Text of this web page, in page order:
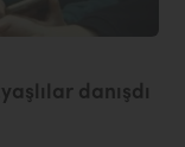
danışdı